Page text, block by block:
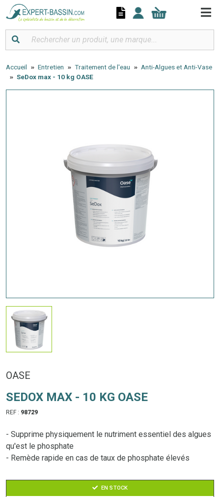
Accueil Entretien Traitement de l'eau
Anti-Algues et Anti-Vase
SeDox max - 10 kg OASE
OASE
SEDOX MAX - 10 KG OASE
REF : 98729
- Supprime physiquement le nutriment essentiel des algues
qu'est le phosphate
- Remède rapide en cas de taux de phosphate élevés
EN STOCK
Panneau de gestion des cookies